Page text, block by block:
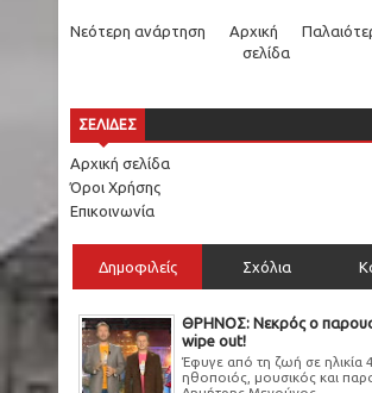
Νεότερη ανάρτηση
Αρχική
σελίδα
ΣΕΛΙΔΕΣ
Αρχική σελίδα
Όροι Χρήσης
Επικοινωνία
Δημοφιλείς Σχόλια
ΘΡΗΝΟΣ: Νεκρός ο
wipe out!
Έφυγε από τη ζωή σε ηλικία
ηθοποιός, μουσικός και